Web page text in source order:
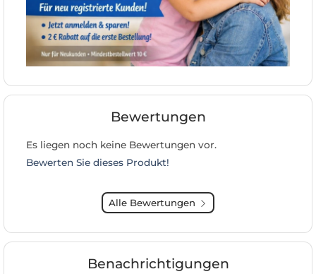
Bewertungen
Es liegen noch keine Bewertungen vor.
Bewerten Sie dieses Produkt!
Alle Bewertungen
Benachrichtigungen